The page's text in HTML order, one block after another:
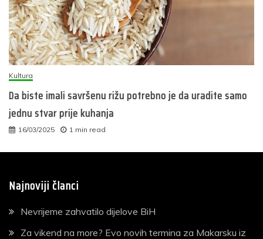
Kultura
Da biste imali savršenu rižu potrebno je da uradite samo
jednu stvar prije kuhanja
16/03/2025 1 min read
Najnoviji članci
Nevrijeme zahvatilo dijelove BiH
Za vikend na more? Evo novih termina za Makarsku iz